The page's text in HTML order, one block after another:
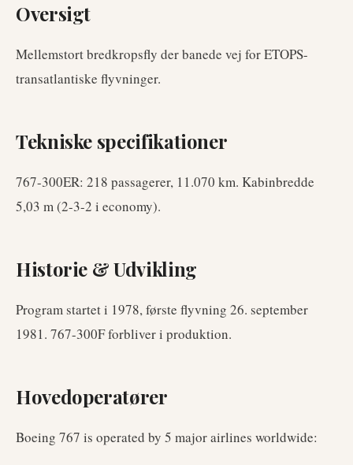
Oversigt
Mellemstort bredkropsfly der banede vej for ETOPS-
transatlantiske flyvninger.
Tekniske specifikationer
767-300ER: 218 passagerer, 11.070 km. Kabinbredde
5,03 m (2-3-2 i economy).
Historie & Udvikling
Program startet i 1978, første flyvning 26. september
1981. 767-300F forbliver i produktion.
Hovedoperatører
Boeing 767 is operated by 5 major airlines worldwide: